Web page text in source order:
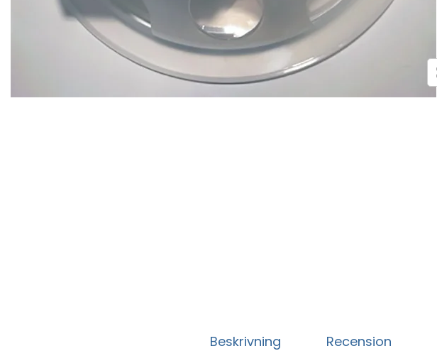
Beskrivning Recension